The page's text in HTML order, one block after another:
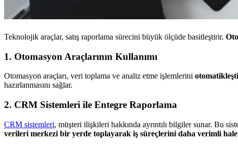
Teknolojik araçlar, satış raporlama sürecini büyük ölçüde basitleştirir.
1. Otomasyon Araçlarının Kullanımı
Otomasyon araçları, veri toplama ve analiz etme işlemlerini
hazırlanmasını sağlar.
2. CRM Sistemleri ile Entegre Raporlama
CRM sistemleri, müşteri ilişkileri hakkında ayrıntılı bilgiler sunar. Bu
verileri merkezi bir yerde toplayarak iş süreçlerini daha verimli